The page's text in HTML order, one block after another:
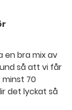
en bra mix av
så att vi får
70
det lyckat så